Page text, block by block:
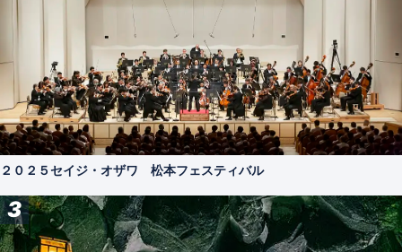
２０２５セイジ・オザワ 松本フェスティバル
3